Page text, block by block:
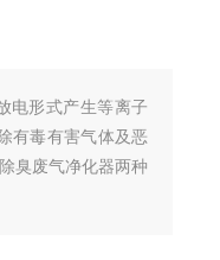
电形式产生等离子
有毒有害气体及恶
臭废气净化器两种